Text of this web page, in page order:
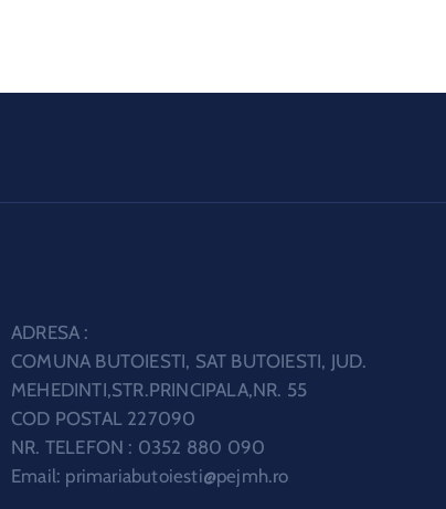
ADRESA :
COMUNA BUTOIESTI, SAT BUTOIESTI, JUD.
MEHEDINTI,STR.PRINCIPALA,NR. 55
COD POSTAL 227090
NR. TELEFON : 0352 880 090
Email: primariabutoiesti@pejmh.ro